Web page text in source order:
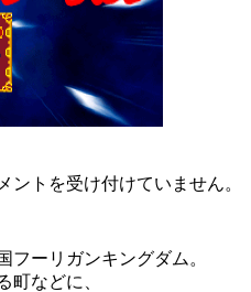
ントを受け付けていません。
フーリガンキングダム。
町などに、